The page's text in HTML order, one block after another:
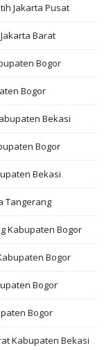
Jakarta Pusat
Barat
Bogor
Bogor
Bekasi
Bogor
Bekasi
Tangerang
Kabupaten Bogor
Bogor
Bogor
Bogor
Kabupaten Bekasi